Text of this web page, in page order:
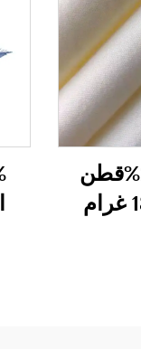
80%بوليستر 20%قطن